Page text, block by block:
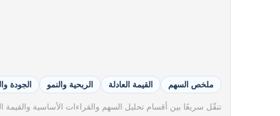
ملخص السهم القيمة العادلة الربحية والنمو الجودة
تنقّل سريعًا بين أقسام تحليل السهم والقراءات الأساسية والقيمة